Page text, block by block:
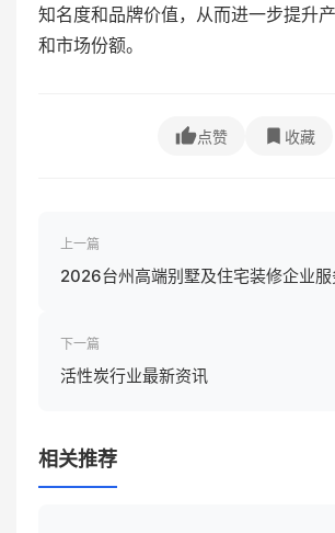
知名度和品牌价值，从而进一步提升
和市场份额。
点赞 收藏
上一篇
2026台州高端别墅及住宅装修企业服
下一篇
活性炭行业最新资讯
相关推荐